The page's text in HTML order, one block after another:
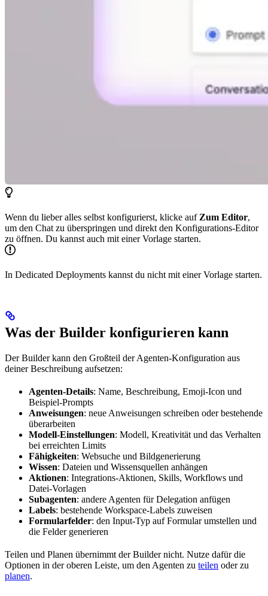
Wenn du lieber alles selbst konfigurierst, klicke auf Zum Editor,
um den Chat zu überspringen und direkt den Konfigurations-Editor
zu öffnen. Du kannst auch mit einer Vorlage starten.
In Dedicated Deployments kannst du nicht mit einer Vorlage starten.
Was der Builder konfigurieren kann
Der Builder kann den Großteil der Agenten-Konfiguration aus
deiner Beschreibung aufsetzen:
Agenten-Details: Name, Beschreibung, Emoji-Icon und
Beispiel-Prompts
Anweisungen: neue Anweisungen schreiben oder bestehende
überarbeiten
Modell-Einstellungen: Modell, Kreativität und das Verhalten
bei erreichten Limits
Fähigkeiten: Websuche und Bildgenerierung
Wissen: Dateien und Wissensquellen anhängen
Aktionen: Integrations-Aktionen, Skills, Workflows und
Datei-Vorlagen
Subagenten: andere Agenten für Delegation anfügen
Labels: bestehende Workspace-Labels zuweisen
Formularfelder: den Input-Typ auf Formular umstellen und
die Felder generieren
Teilen und Planen übernimmt der Builder nicht. Nutze dafür die
Optionen in der oberen Leiste, um den Agenten zu teilen oder zu
planen.